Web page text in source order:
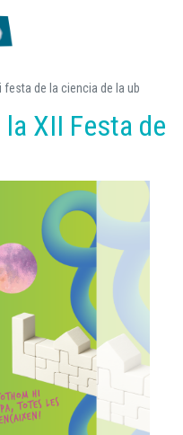
de la ciencia de la ub
XII Festa de